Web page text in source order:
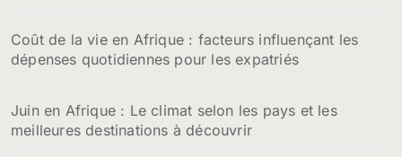
Coût de la vie en Afrique : facteurs influençant les
dépenses quotidiennes pour les expatriés
Juin en Afrique : Le climat selon les pays et les
meilleures destinations à découvrir